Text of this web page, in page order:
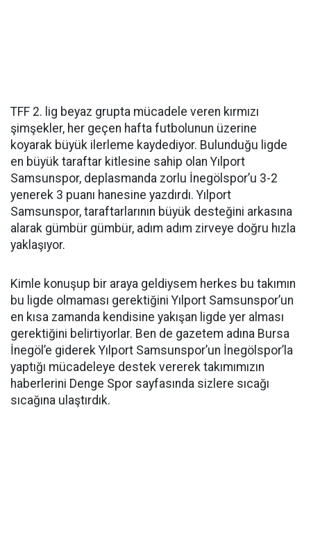
TFF 2. lig beyaz grupta mücadele veren kırmızı
şimşekler, her geçen hafta futbolunun üzerine
koyarak büyük ilerleme kaydediyor. Bulunduğu ligde
en büyük taraftar kitlesine sahip olan Yılport
Samsunspor, deplasmanda zorlu İnegölspor’u 3-2
yenerek 3 puanı hanesine yazdırdı. Yılport
Samsunspor, taraftarlarının büyük desteğini arkasına
alarak gümbür gümbür, adım adım zirveye doğru hızla
yaklaşıyor.
Kimle konuşup bir araya geldiysem herkes bu takımın
bu ligde olmaması gerektiğini Yılport Samsunspor’un
en kısa zamanda kendisine yakışan ligde yer alması
gerektiğini belirtiyorlar. Ben de gazetem adına Bursa
İnegöl’e giderek Yılport Samsunspor’un İnegölspor’la
yaptığı mücadeleye destek vererek takımımızın
haberlerini Denge Spor sayfasında sizlere sıcağı
sıcağına ulaştırdık.